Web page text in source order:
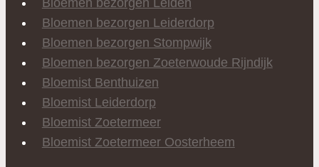
Bloemen bezorgen Leiden
Bloemen bezorgen Leiderdorp
Bloemen bezorgen Stompwijk
Bloemen bezorgen Zoeterwoude Rijndijk
Bloemist Benthuizen
Bloemist Leiderdorp
Bloemist Zoetermeer
Bloemist Zoetermeer Oosterheem